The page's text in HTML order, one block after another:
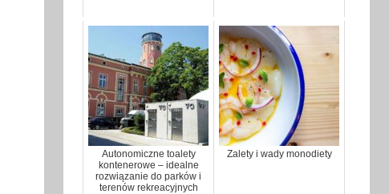
Autonomiczne toalety
kontenerowe – idealne
rozwiązanie do parków i
terenów rekreacyjnych
Zalety i wady monodiety